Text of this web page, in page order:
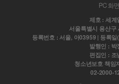
PC 화면
제호 : 세계
서울특별시 용산구
등록번호 : 서울, 아03959 | 등록
발행인 : 박
편집인 : 조
청소년보호 책임
02-2000-